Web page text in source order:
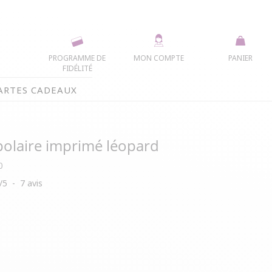
PANIER
MON COMPTE
PROGRAMME DE
FIDÉLITÉ
CADEAUX
imprimé léopard
5 - 7 avis